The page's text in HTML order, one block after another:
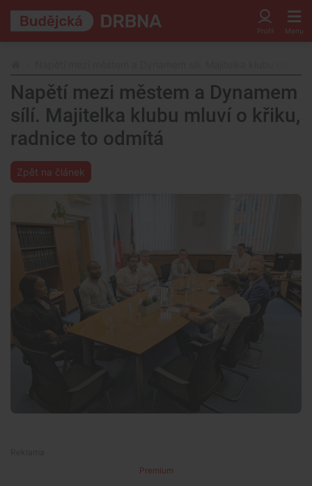
Napětí mezi městem a Dynamem
sílí. Majitelka klubu mluví o křiku,
radnice to odmítá
Zpět na článek
Premium